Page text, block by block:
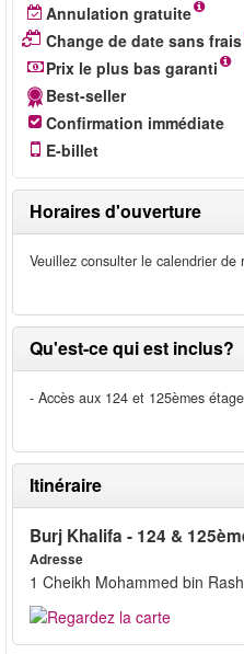
Annulation gratuite
Change de date sans frais
Prix le plus bas garanti
Best-seller
Confirmation immédiate
E-billet
Horaires d'ouverture
Veuillez consulter le calendrier
Qu'est-ce qui est inclus?
- Accès aux 124 et 125èmes
Itinéraire
Burj Khalifa - 124 &
Adresse
1 Cheikh Mohammed bin